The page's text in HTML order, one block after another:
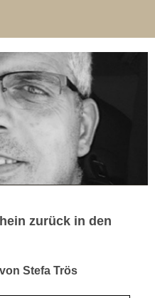
zurück in den
Stefa Trös